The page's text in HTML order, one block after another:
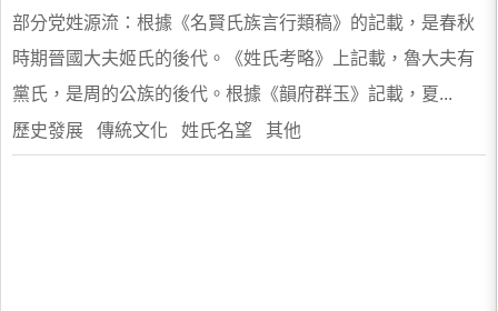
部分党姓源流：根據《名賢氏族言行類稿》的記載，是春秋
時期晉國大夫姬氏的後代。《姓氏考略》上記載，魯大夫有
黨氏，是周的公族的後代。根據《韻府群玉》記載，夏...
歷史發展 傳統文化 姓氏名望 其他